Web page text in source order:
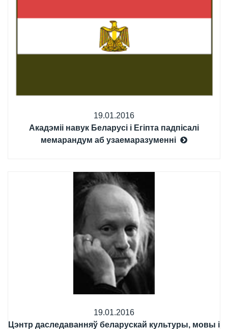
19.01.2016
Акадэміі навук Беларусі і Егіпта падпісалі
мемарандум аб узаемаразуменні
19.01.2016
Цэнтр даследаванняў беларускай культуры, мовы і